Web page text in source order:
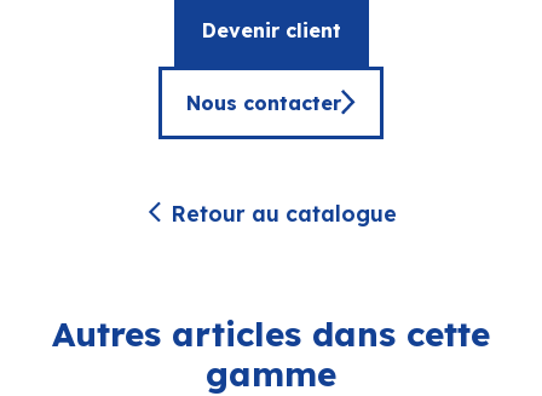
Devenir client
Nous contacter
Retour au catalogue
Autres articles dans cette
gamme